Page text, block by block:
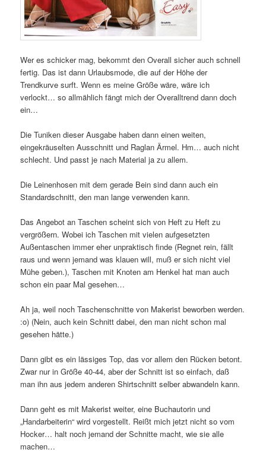
Wer es schicker mag, bekommt den Overall sicher auch schnell
fertig. Das ist dann Urlaubsmode, die auf der Höhe der
Trendkurve surft. Wenn es meine Größe wäre, wäre ich
verlockt… so allmählich fängt mich der Overalltrend dann doch
ein…
Die Tuniken dieser Ausgabe haben dann einen weiten,
eingekräuselten Ausschnitt und Raglan Ärmel. Hm… auch nicht
schlecht. Und passt je nach Material ja zu allem.
Die Leinenhosen mit dem gerade Bein sind dann auch ein
Standardschnitt, den man lange verwenden kann.
Das Angebot an Taschen scheint sich von Heft zu Heft zu
vergrößern. Wobei ich Taschen mit vielen aufgesetzten
Außentaschen immer eher unpraktisch finde (Regnet rein, fällt
raus und wenn jemand was klauen will, muß er sich nicht viel
Mühe geben.), Taschen mit Knoten am Henkel hat man auch
schon ein paar Mal gesehen…
Ah ja, weil noch Taschenschnitte von Makerist beworben werden.
:o) (Nein, auch kein Schnitt dabei, den man nicht schon mal
gesehen hätte.)
Dann gibt es ein lässiges Top, das vor allem den Rücken betont.
Zwar nur in Größe 40-44, aber der Schnitt ist so einfach, daß
man ihn aus jedem anderen Shirtschnitt selber abwandeln kann.
Dann geht es mit Makerist weiter, eine Buchautorin und
„Handarbeiterin“ wird vorgestellt. Reißt mich jetzt nicht so vom
Hocker… halt noch jemand der Schnitte macht, wie sie alle
machen…